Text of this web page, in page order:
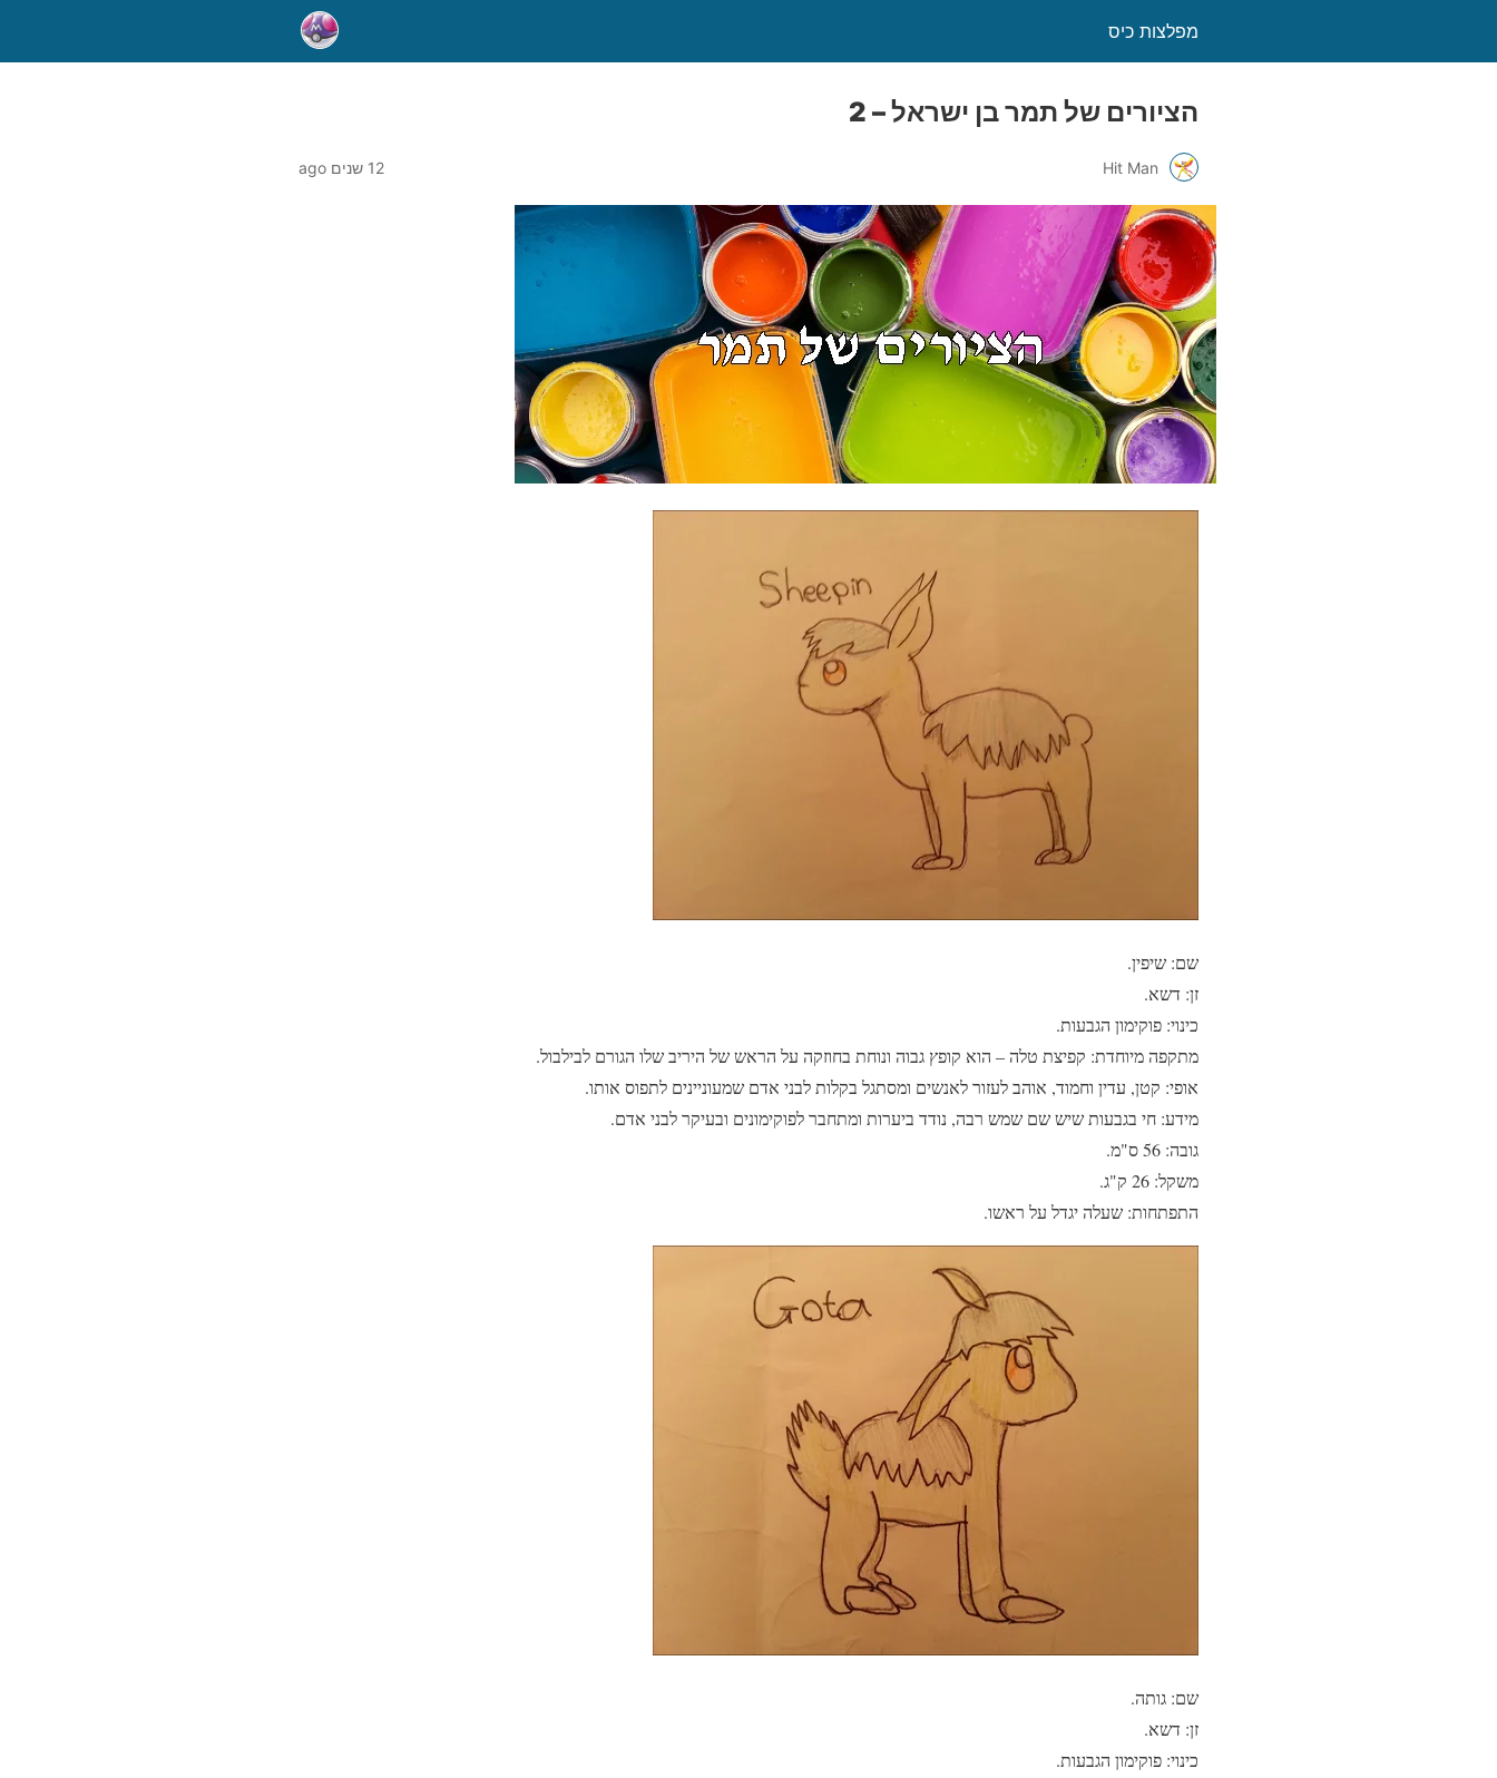
מפלצות כיס
הציורים של תמר בן ישראל – 2
Hit Man 12 שנים ago
שם: שיפין.
זן: דשא.
כינוי: פוקימון הגבעות.
מתקפה מיוחדת: קפיצת טלה – הוא קופץ גבוה ונוחת בחוזקה על הראש של היריב שלו הגורם לבילבול.
אופי: קטן, עדין וחמוד, אוהב לעזור לאנשים ומסתגל בקלות לבני אדם שמעוניינים לתפוס אותו.
מידע: חי בגבעות שיש שם שמש רבה, נודד ביערות ומתחבר לפוקימונים ובעיקר לבני אדם.
גובה: 56 ס"מ.
משקל: 26 ק"ג.
התפתחות: שעלה יגדל על ראשו.
שם: גותה.
זן: דשא.
כינוי: פוקימון הגבעות.